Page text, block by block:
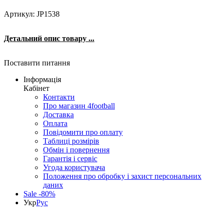
Артикул: JP1538
Детальний опис товару ...
Поставити питання
Інформація
Кабінет
Контакти
Про магазин 4football
Доставка
Оплата
Повідомити про оплату
Таблиці розмірів
Обмін і повернення
Гарантія і сервіс
Угода користувача
Положення про обробку і захист персональних
даних
Sale -80%
УкрРус